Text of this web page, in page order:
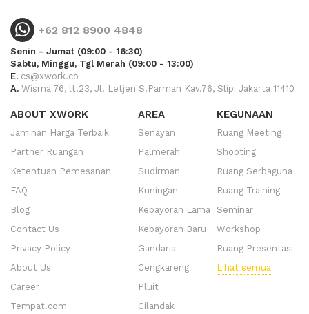
+62 812 8900 4848
Senin - Jumat (09:00 - 16:30)
Sabtu, Minggu, Tgl Merah (09:00 - 13:00)
E. cs@xwork.co
A. Wisma 76, lt.23, Jl. Letjen S.Parman Kav.76, Slipi Jakarta 11410
ABOUT XWORK
Jaminan Harga Terbaik
Partner Ruangan
Ketentuan Pemesanan
FAQ
Blog
Contact Us
Privacy Policy
About Us
Career
Tempat.com
AREA
Senayan
Palmerah
Sudirman
Kuningan
Kebayoran Lama
Kebayoran Baru
Gandaria
Cengkareng
Pluit
Cilandak
KEGUNAAN
Ruang Meeting
Shooting
Ruang Serbaguna
Ruang Training
Seminar
Workshop
Ruang Presentasi
Lihat semua